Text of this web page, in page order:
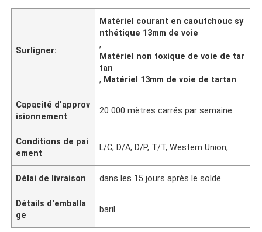
Surligner:
Matériel courant en caoutchouc sy
nthétique 13mm de voie
,
Matériel non toxique de voie de tar
tan
, Matériel 13mm de voie de tartan
Capacité d'approv
isionnement
20 000 mètres carrés par semaine
Conditions de pai
ement
L/C, D/A, D/P, T/T, Western Union,
Délai de livraison dans les 15 jours après le solde
Détails d'emballa
ge
baril